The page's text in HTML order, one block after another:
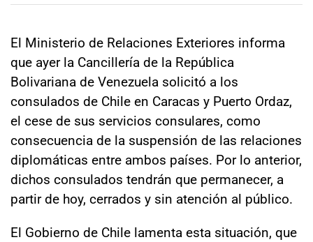
modo claro
El Ministerio de Relaciones Exteriores informa
que ayer la Cancillería de la República
Bolivariana de Venezuela solicitó a los
consulados de Chile en Caracas y Puerto Ordaz,
el cese de sus servicios consulares, como
consecuencia de la suspensión de las relaciones
diplomáticas entre ambos países. Por lo anterior,
dichos consulados tendrán que permanecer, a
partir de hoy, cerrados y sin atención al público.
El Gobierno de Chile lamenta esta situación, que